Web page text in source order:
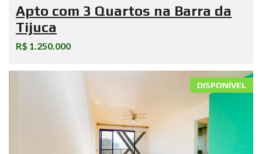
Apto com 3 Quartos na Barra da
Tijuca
R$ 1.250.000
DISPONÍVEL